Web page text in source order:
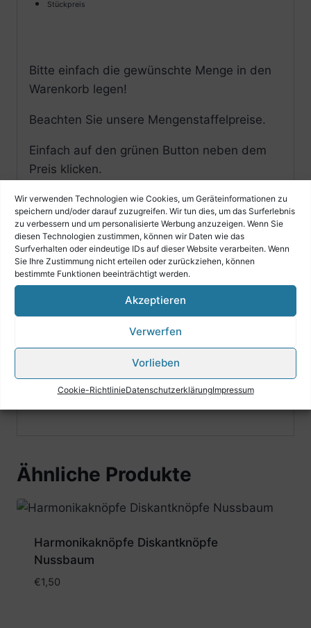
Wir verwenden Technologien wie Cookies, um Geräteinformationen zu
speichern und/oder darauf zuzugreifen. Wir tun dies, um das Surferlebnis
zu verbessern und um personalisierte Werbung anzuzeigen. Wenn Sie
diesen Technologien zustimmen, können wir Daten wie das
Surfverhalten oder eindeutige IDs auf dieser Website verarbeiten. Wenn
Sie Ihre Zustimmung nicht erteilen oder zurückziehen, können
bestimmte Funktionen beeinträchtigt werden.
Akzeptieren
Verwerfen
Vorlieben
Cookie-RichtlinieDatenschutzerklärungImpressum
Stückpreis
Bitte einfach die gewünschte Menge in den
Warenkorb legen!
Beachten Sie unsere Mengenstaffelpreise.
Einfach auf den grünen Button neben dem
Preis klicken.
Ähnliche Produkte
Harmonikaknöpfe Diskantknöpfe
Nussbaum
€1,50